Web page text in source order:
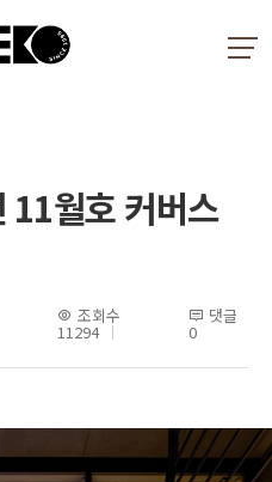
월호 커버스
조회수
11294
댓글
0